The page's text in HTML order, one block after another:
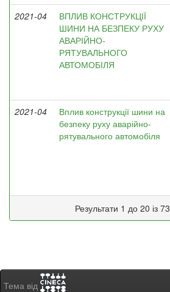
2021-04
ВПЛИВ КОНСТРУКЦІЇ
ШИНИ НА БЕЗПЕКУ РУХУ
АВАРІЙНО-
РЯТУВАЛЬНОГО
АВТОМОБІЛЯ
2021-04
Вплив конструкції шини на
безпеку руху аварійно-
рятувального автомобіля
Результати 1 до 20 із 73
Тема від